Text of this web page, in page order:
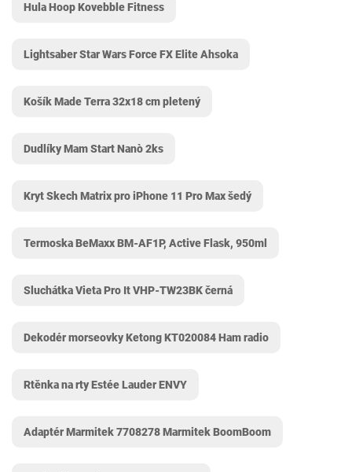
Hula Hoop Kovebble Fitness
Lightsaber Star Wars Force FX Elite Ahsoka
Košík Made Terra 32x18 cm pletený
Dudlíky Mam Start Nanò 2ks
Kryt Skech Matrix pro iPhone 11 Pro Max šedý
Termoska BeMaxx BM-AF1P, Active Flask, 950ml
Sluchátka Vieta Pro It VHP-TW23BK černá
Dekodér morseovky Ketong KT020084 Ham radio
Rtěnka na rty Estée Lauder ENVY
Adaptér Marmitek 7708278 Marmitek BoomBoom